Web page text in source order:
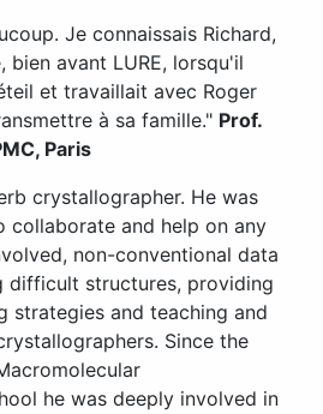
Je connaissais Richard,
bien avant LURE, lorsqu'il
et travaillait avec Roger
à sa famille." Prof.
Paris
crystallographer. He was
collaborate and help on any
non-conventional data
difficult structures, providing
strategies and teaching and
Since the
he was deeply involved in